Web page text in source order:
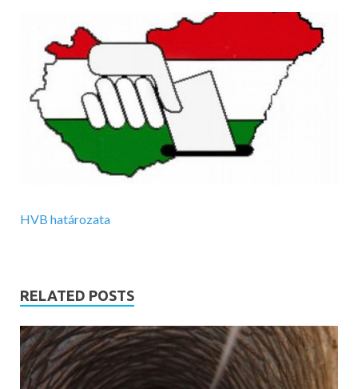
HVB határozata
RELATED POSTS